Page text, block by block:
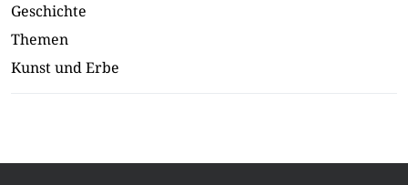
Geschichte
Themen
Kunst und Erbe